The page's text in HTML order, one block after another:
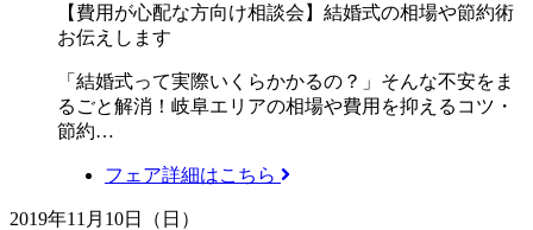
【費用が心配な方向け相談会】結婚式の相場や節約術
お伝えします
「結婚式って実際いくらかかるの？」そんな不安をま
るごと解消！岐阜エリアの相場や費用を抑えるコツ・
節約…
フェア詳細はこちら
2019年11月10日（日）